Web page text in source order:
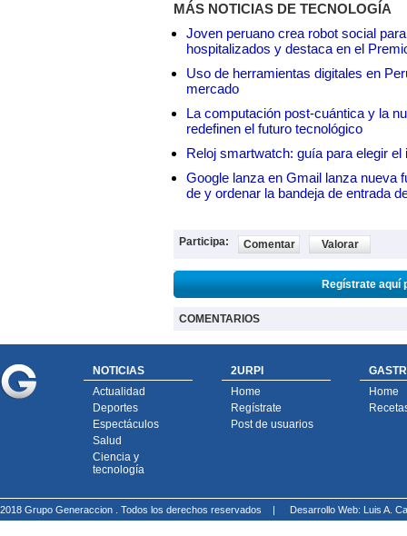
MÁS NOTICIAS DE TECNOLOGÍA
Joven peruano crea robot social
hospitalizados y destaca en el
Uso de herramientas digitales en
mercado
La computación post-cuántica y la
redefinen el futuro tecnológico
Reloj smartwatch: guía para elegir el
Google lanza en Gmail lanza nueva
de y ordenar la bandeja de entrada
Participa: Comentar Valorar
Regístrate aquí
COMENTARIOS
NOTICIAS
Actualidad
Deportes
Espectáculos
Salud
Ciencia y
tecnología
2URPI
Home
Regístrate
Post de usuarios
Home
2018 Grupo Generaccion . Todos los derechos reservados | Desarrollo Web: Luis